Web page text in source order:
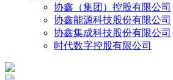
协鑫（集团）控股有限公司
协鑫能源科技股份有限公司
协鑫集成科技股份有限公司
时代数字控股有限公司